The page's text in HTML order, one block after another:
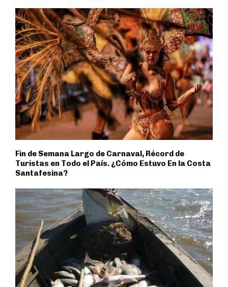
Fin de Semana Largo de Carnaval, Récord de
Turistas en Todo el País. ¿Cómo Estuvo En la Costa
Santafesina?